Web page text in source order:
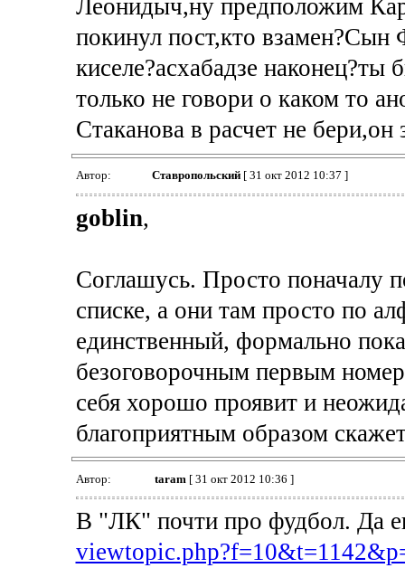
Леонидыч,ну предположим
покинул пост,кто взамен?Сын
киселе?асхабадзе наконец?ты
только не говори о каком то
Стаканова в расчет не бери,он
Автор: Ставропольский[ 31 окт 2012 10:37 ]
goblin,
Соглашусь. Просто поначалу
списке, а они там просто по
единственный, формально
безоговорочным первым
себя хорошо проявит и
благоприятным образом
Автор: taram [ 31 окт 2012 10:36 ]
В "ЛК" почти про фудбол. Да